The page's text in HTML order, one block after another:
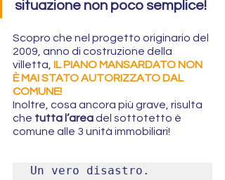
situazione non poco semplice!
Scopro che nel progetto originario del
2009, anno di costruzione della
villetta, IL PIANO MANSARDATO NON
È MAI STATO AUTORIZZATO DAL
COMUNE!
Inoltre, cosa ancora più grave, risulta
che tutta l’area del sottotetto è
comune alle 3 unità immobiliari!
Un vero disastro.